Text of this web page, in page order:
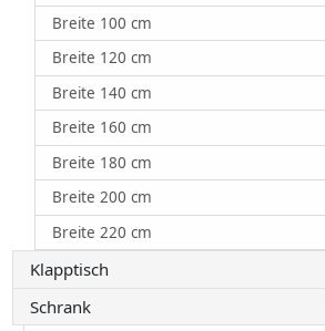
Breite 100 cm
Breite 120 cm
Breite 140 cm
Breite 160 cm
Breite 180 cm
Breite 200 cm
Breite 220 cm
Klapptisch
Schrank